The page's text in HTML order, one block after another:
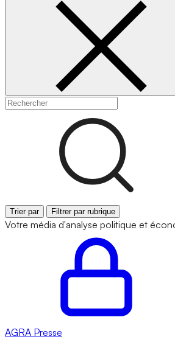
Trier par Filtrer par rubrique
Votre média d'analyse politique et
AGRA Presse